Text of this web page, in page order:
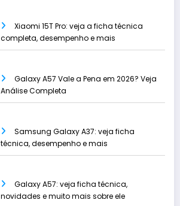
Xiaomi 15T Pro: veja a ficha técnica
completa, desempenho e mais
Galaxy A57 Vale a Pena em 2026? Veja
Análise Completa
Samsung Galaxy A37: veja ficha
técnica, desempenho e mais
Galaxy A57: veja ficha técnica,
novidades e muito mais sobre ele